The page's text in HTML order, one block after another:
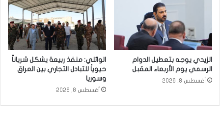
الزيدي يوجه بتعطيل الدوام
الرسمي يوم الأربعاء المقبل
أغسطس 8, 2026
الوائلي: منفذ ربيعة يشكل شرياناً
حيوياً للتبادل التجاري بين العراق
وسوريا
أغسطس 8, 2026